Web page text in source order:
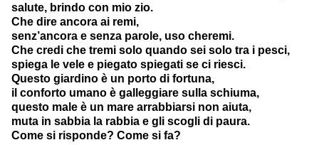
salute, brindo con mio zio.
Che dire ancora ai remi,
senz’ancora e senza parole, uso cheremi.
Che credi che tremi solo quando sei solo tra i pesci,
spiega le vele e piegato spiegati se ci riesci.
Questo giardino è un porto di fortuna,
il conforto umano è galleggiare sulla schiuma,
questo male è un mare arrabbiarsi non aiuta,
muta in sabbia la rabbia e gli scogli di paura.
Come si risponde? Come si fa?